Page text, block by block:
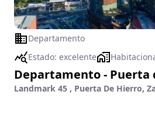
Departamento
Estado: excelente
Departamento - Puerta
Landmark 45 , Puerta De Hierro,